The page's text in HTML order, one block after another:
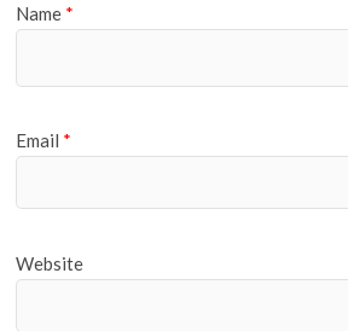
Name *
Email *
Website